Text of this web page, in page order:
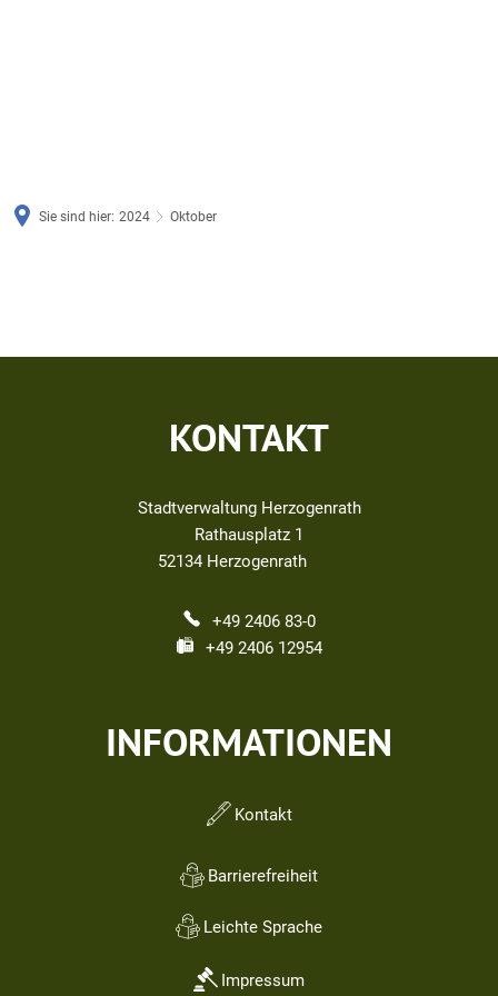
Sie sind hier: 2024 Oktober
KONTAKT
Stadtverwaltung Herzogenrath
Rathausplatz 1
52134 Herzogenrath
+49 2406 83-0
+49 2406 12954
INFORMATIONEN
Kontakt
Barrierefreiheit
Leichte Sprache
Impressum